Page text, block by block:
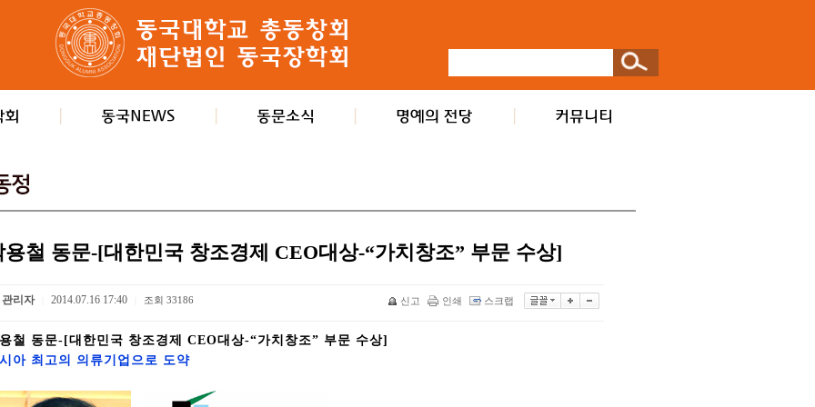
용철 동문-[대한민국 창조경제 CEO대상-“가치창조” 부문 수상]
관리자 2014.07.16 17:40 조회 33186 신고 인쇄 스크랩
철 동문-[대한민국 창조경제 CEO대상-“가치창조” 부문 수상]
아 최고의 의류기업으로 도약